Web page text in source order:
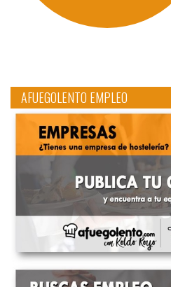
AFUEGOLENTO EMPLEO